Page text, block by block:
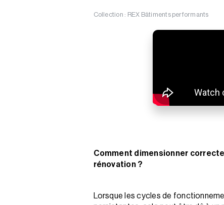
Collection : REX Bâtiments performants
Comment dimensionner
rénovation ?
Lorsque les cycles de